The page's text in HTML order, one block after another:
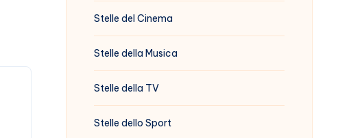
Stelle del Cinema
Stelle della Musica
Stelle della TV
Stelle dello Sport